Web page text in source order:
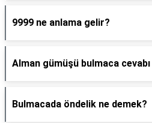
9999 ne anlama gelir?
Alman gümüşü bulmaca
Bulmacada öndelik ne demek?